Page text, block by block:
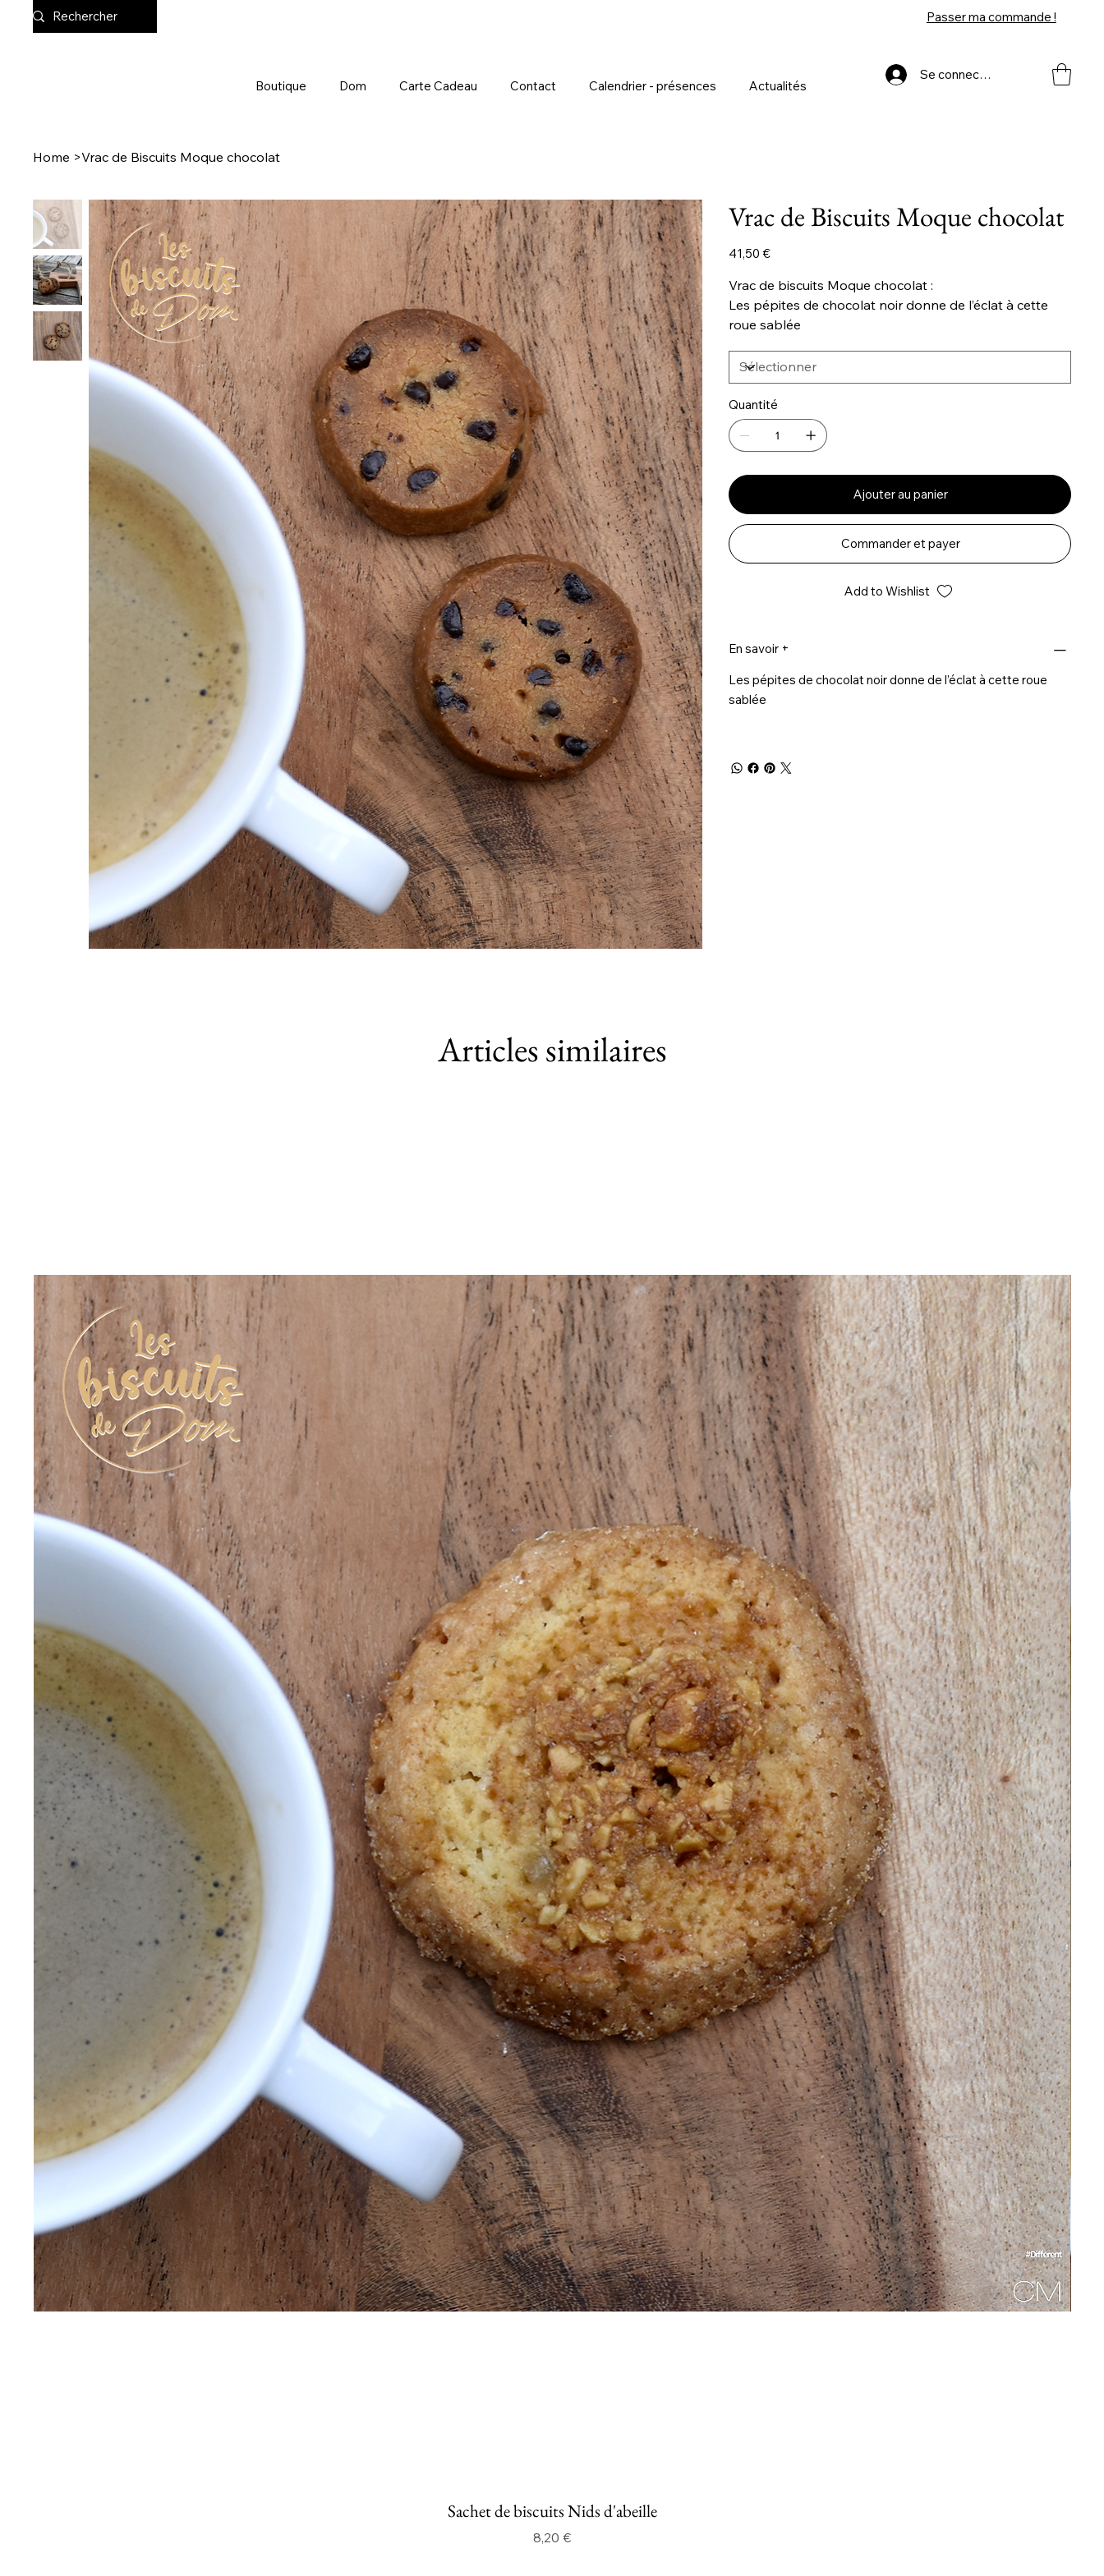
Boutique Dom Carte Cadeau Contact Calendrier - présences Actualités
Se connecter
Passer ma commande !
Home >Vrac de Biscuits Moque chocolat
Vrac de Biscuits Moque chocolat
Prix
41,50 €
Vrac de biscuits Moque chocolat :
Les pépites de chocolat noir donne de l’éclat à cette
roue sablée
Quantité
Ajouter au panier
Commander et payer
Add to Wishlist
En savoir +
Les pépites de chocolat noir donne de l’éclat à cette roue
sablée
Articles similaires
Sachet de biscuits Nids d'abeille
Prix
8,20 €